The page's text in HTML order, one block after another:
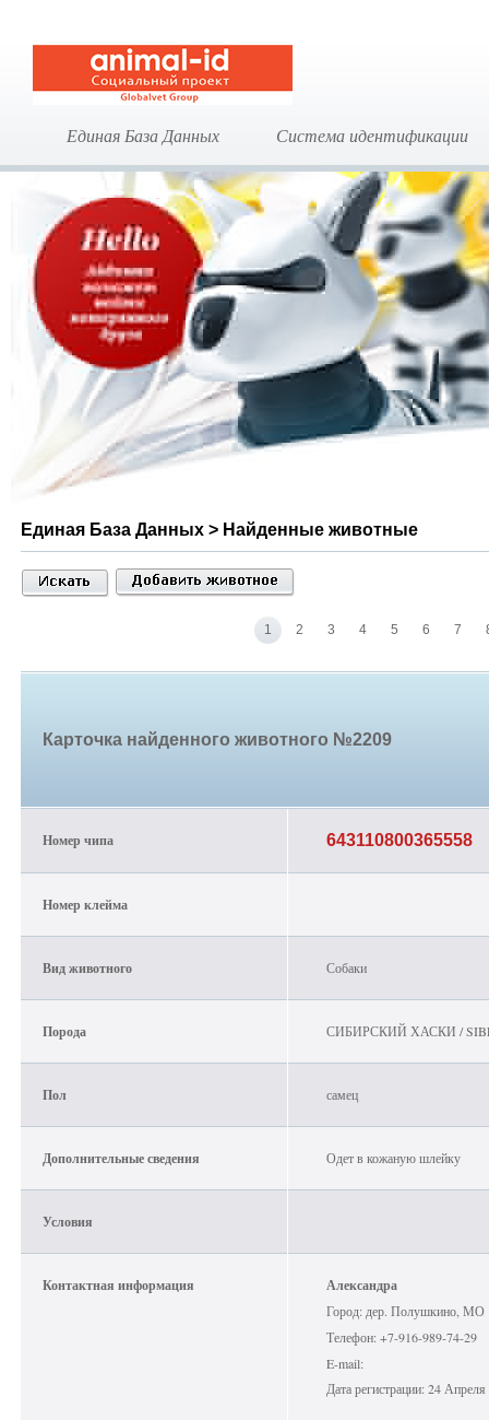
Единая База Данных Система идентификации
Единая База Данных > Найденные животные
1 2 3 4 5 6 7
Карточка найденного животного №2209
Номер чипа 643110800365558
Номер клейма
Вид животного Собаки
Порода СИБИРСКИЙ ХАСКИ /
Пол самец
Дополнительные сведения Одет в кожаную шлейку
Условия
Контактная информация Александра
Город: дер. Полушкино, МО
Телефон: +7-916-989-74-29
E-mail:
Дата регистрации: 24